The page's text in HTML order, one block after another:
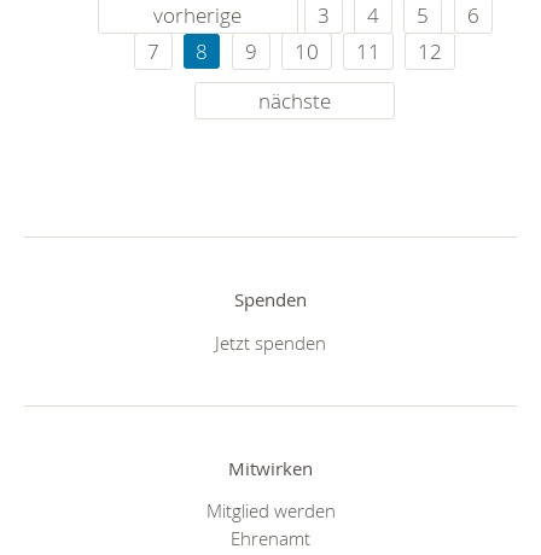
vorherige 3 4 5
6
7
8 9 10 11
12
nächste
Spenden
Jetzt spenden
Mitwirken
Mitglied werden
Ehrenamt